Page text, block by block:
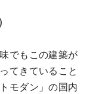
でもこの建築が
てきていること
モダン」の国内